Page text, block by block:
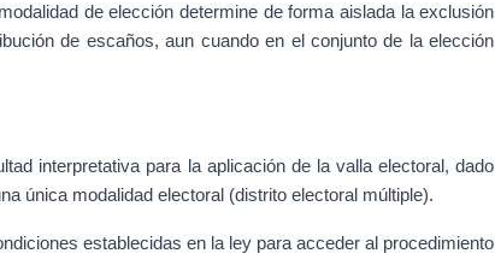
de elección determine de forma aislada la exclusión
de escaños, aun cuando en el conjunto de la elección
interpretativa para la aplicación de la valla electoral, dado
única modalidad electoral (distrito electoral múltiple).
establecidas en la ley para acceder al procedimiento